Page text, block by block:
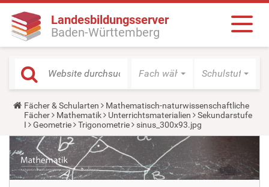
Landesbildungsserver
Baden-Württemberg
Fach wählen Schulstufe
Y
o
u
a
r
e
h
e
r
Fächer & Schularten
Mathematisch-naturwissenschaftliche
Fächer
Mathematik Unterrichtsmaterialien
Sekundarstufe
I
Geometrie Trigonometrie sinus_300x93.jpg